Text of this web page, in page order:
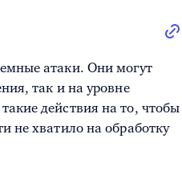
атаки. Они могут
так и на уровне
действия на то, чтобы
не хватило на обработку